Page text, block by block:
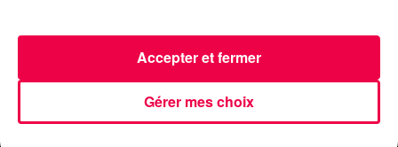
INFOS
AGENDA
JEUX
PODCASTS
Gérer mes choix
Accepter et fermer